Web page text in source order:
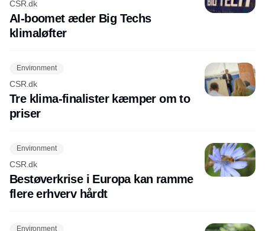
CSR.dk
AI-boomet æder Big Techs
klimaløfter
Environment
CSR.dk
Tre klima-finalister kæmper om to
priser
Environment
CSR.dk
Bestøverkrise i Europa kan ramme
flere erhverv hårdt
Environment